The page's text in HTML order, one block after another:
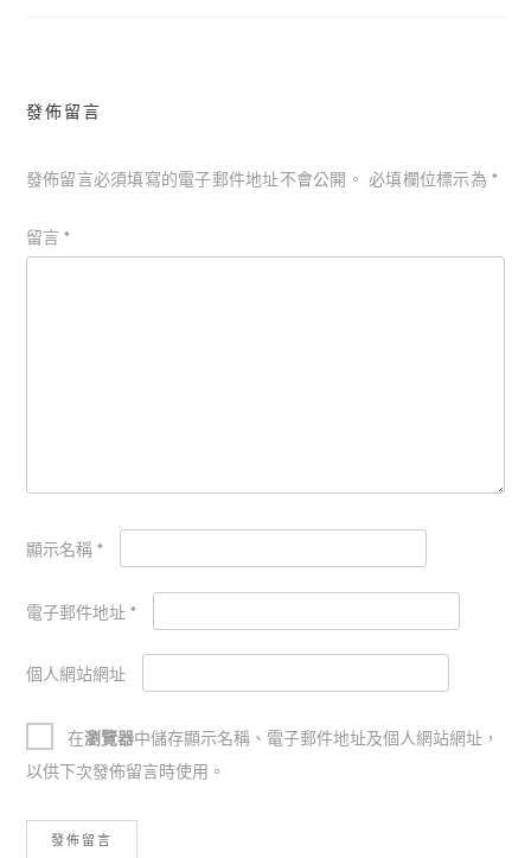
發佈留言
發佈留言必須填寫的電子郵件地址不會公開。 必填欄位標示為*
留言 *
顯示名稱 *
電子郵件地址 *
個人網站網址
在瀏覽器中儲存顯示名稱、電子郵件地址及個人網站網址，
以供下次發佈留言時使用。